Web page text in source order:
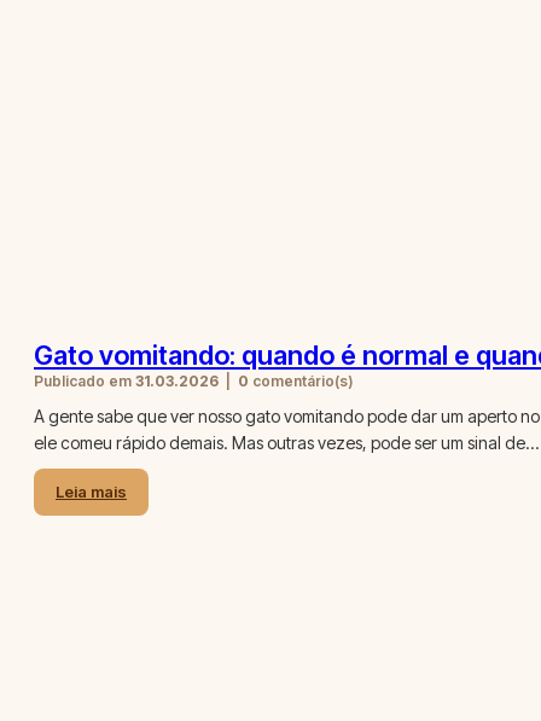
Gato vomitando: quando é normal e
Publicado em 31.03.2026 0 comentário(s)
A gente sabe que ver nosso gato vomitando pode dar um aperto
ele comeu rápido demais. Mas outras vezes, pode ser um sinal de…
Leia mais